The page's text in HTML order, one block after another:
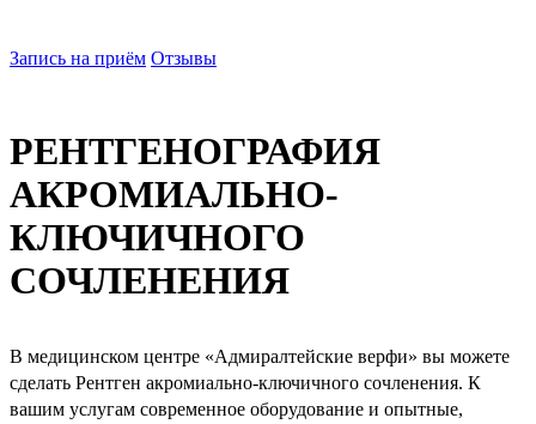
РЕНТГЕНОГРАФИЯ
АКРОМИАЛЬНО-
КЛЮЧИЧНОГО
СОЧЛЕНЕНИЯ
Запись на приём Отзывы
В медицинском центре «Адмиралтейские верфи» вы можете
сделать Рентген акромиально-ключичного сочленения. К
вашим услугам современное оборудование и опытные,